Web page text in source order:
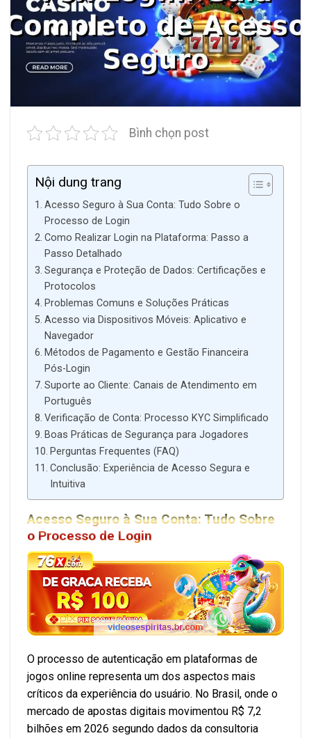
Bình chọn post
Nội dung trang
Acesso Seguro à Sua Conta: Tudo Sobre o
Processo de Login
Como Realizar Login na Plataforma: Passo a
Passo Detalhado
Segurança e Proteção de Dados: Certificações e
Protocolos
Problemas Comuns e Soluções Práticas
Acesso via Dispositivos Móveis: Aplicativo e
Navegador
Métodos de Pagamento e Gestão Financeira
Pós-Login
Suporte ao Cliente: Canais de Atendimento em
Português
Verificação de Conta: Processo KYC Simplificado
Boas Práticas de Segurança para Jogadores
Perguntas Frequentes (FAQ)
Conclusão: Experiência de Acesso Segura e
Intuitiva
Acesso Seguro à Sua Conta: Tudo Sobre
o Processo de Login
O processo de autenticação em plataformas de
jogos online representa um dos aspectos mais
críticos da experiência do usuário. No Brasil, onde o
mercado de apostas digitais movimentou R$ 7,2
bilhões em 2026 segundo dados da consultoria